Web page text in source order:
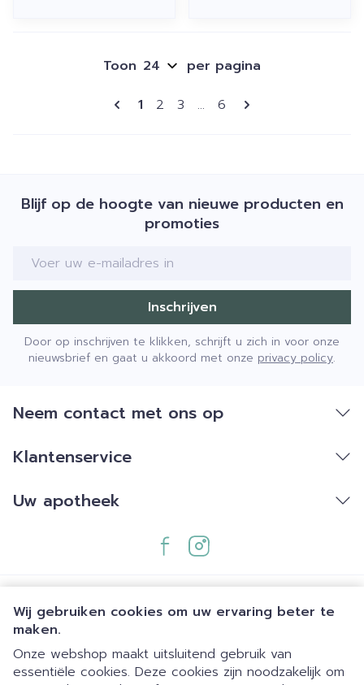
Wij gebruiken cookies om uw ervaring beter te
maken.
Onze webshop maakt uitsluitend gebruik van
essentiële cookies. Deze cookies zijn noodzakelijk om
Pagina's
U lees momenteel pagina
1 Pagina
2 Pagina
3 ... Pagina
6
Toon per pagina
Blijf op de hoogte van nieuwe producten en
promoties
E-mail adres
Inschrijven
Door op inschrijven te klikken, schrijft u zich in voor onze
nieuwsbrief en gaat u akkoord met onze privacy policy.
Neem contact met ons op
Klantenservice
Uw apotheek
Juridische links